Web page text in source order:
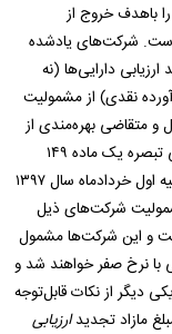
باهدف خروج از
شرکت‌های یادشده
دارایی‌ها (نه
نقدی) از مشمولیت
متقاضی بهره‌مندی از
این ماده‌قانونی لازم است به‌دقت مفاد آیین‌نامه اجرایی تبصره یک ماده ۱۴۹
اصلاحیه قانون مالیات‌های مستقیم، مورداشاره در ابلاغیه اول خردادماه سال ۱۳۹۷
شرکت‌های ذیل
مالی سال ۱۳۹۶ است و این شرکت‌ها مشمول
با نرخ صفر خواهند شد و
وجود دارد. یکی دیگر از نکات قابل‌توجه
مازاد تجدیدارزیابی